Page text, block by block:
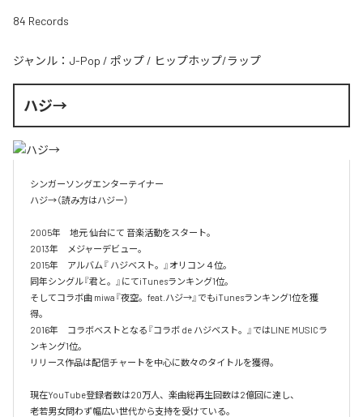
84 Records
ジャンル： J-Pop / ポップ / ヒップホップ/ラップ
ハジ→
シンガーソングエンターテイナー
ハジ→（読み方はハジー）
2005年　地元 仙台にて 音楽活動をスタート。
2013年　メジャーデビュー。
2015年　アルバム『 ハジベスト。』オリコン４位。
同年シングル『君と。』にてiTunesランキング1位。
そしてコラボ曲 miwa『夜空。feat.ハジ→』でもiTunesランキング1位を獲
得。
2016年　コラボベストとなる『コラボ de ハジベスト。』ではLINE MUSICラ
ンキング1位。
リリース作品は配信チャートを中心に数々のタイトルを獲得。
現在YouTube登録者数は20万人、楽曲総再生回数は2億回に達し、
老若男女問わず幅広い世代から支持を受けている。